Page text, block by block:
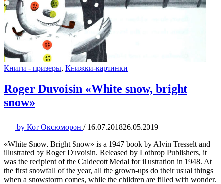
Книги - призеры, Книжки-картинки
Roger Duvoisin «White snow, bright
snow»
by Кот Оксюморон / 16.07.201826.05.2019
«White Snow, Bright Snow» is a 1947 book by Alvin Tresselt and
illustrated by Roger Duvoisin. Released by Lothrop Publishers, it
was the recipient of the Caldecott Medal for illustration in 1948. At
the first snowfall of the year, all the grown-ups do their usual things
when a snowstorm comes, while the children are filled with wonder.